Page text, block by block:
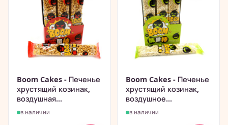
Boom Cakes - Печенье
хрустящий козинак,
воздушная...
в наличии
Boom Cakes - Печенье
хрустящий козинак,
воздушное...
в наличии